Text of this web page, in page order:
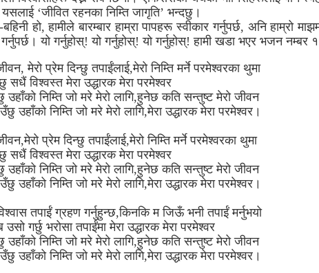
‘जीवित रहनका निम्ति जागृति’ भन्दछु।
बहिनी हो, हामीले बारम्बार हाम्रा पापहरू स्वीकार गर्नुपर्छ, अनि हाम्रो
यो गर्नुहोस्! यो गर्नुहोस्! यो गर्नुहोस्! हामी खडा भएर भजन
मेरो प्रेम दिन्छु तपाईंलाई,मेरो निम्ति मर्ने परमेश्वरका थुमा
सधैं विश्वस्त मेरा उद्धारक मेरा परमेश्वर
उहाँको निम्ति जो मरे मेरो लागि,हुनेछ कति सन्तुष्ट मेरो जीवन
उहाँको निम्ति जो मरे मेरो लागि,मेरा उद्धारक मेरा परमेश्वर।
प्रेम दिन्छु तपाईंलाई,मेरो निम्ति मर्ने परमेश्वरका थुमा
सधैं विश्वस्त मेरा उद्धारक मेरा परमेश्वर
उहाँको निम्ति जो मरे मेरो लागि,हुनेछ कति सन्तुष्ट मेरो जीवन
उहाँको निम्ति जो मरे मेरो लागि,मेरा उद्धारक मेरा परमेश्वर।
तपाईं ग्रहण गर्नुहुन्छ,किनकि म जिऊँ भनी तपाईं मर्नुभयो
गर्छु भरोसा तपाईंमा मेरा उद्धारक मेरा परमेश्वर
उहाँको निम्ति जो मरे मेरो लागि,हुनेछ कति सन्तुष्ट मेरो जीवन
उहाँको निम्ति जो मरे मेरो लागि,मेरा उद्धारक मेरा परमेश्वर।